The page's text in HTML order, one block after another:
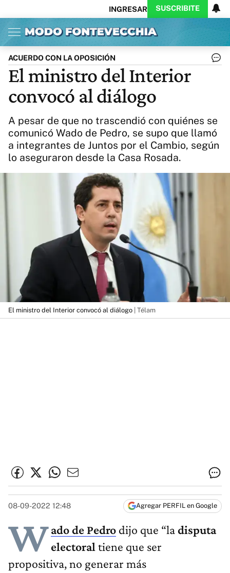
INGRESAR SUSCRIBITE
Inicio Ahora
Opinión
Política
Ciencia
Protagonistas
Cultura
Arte
Educación
Clima
CARAS
Exitoina
Turismo
Videos
Córdoba
Reperfilar
Business
Noticias
Caras
Exitoina
Gaming
Vivo
Diario del Juicio
Actualidad
ACUERDO CON LA OPOSICIÓN
El ministro del Interior
convocó al diálogo
A pesar de que no trascendió con quiénes se
comunicó Wado de Pedro, se supo que llamó
a integrantes de Juntos por el Cambio, según
lo aseguraron desde la Casa Rosada.
El ministro del Interior convocó al diálogo | Télam
08-09-2022 12:48 Agregar PERFIL en Google
Wado de Pedro dijo que “ladisputa
electoral tiene que ser
propositiva, no generar más